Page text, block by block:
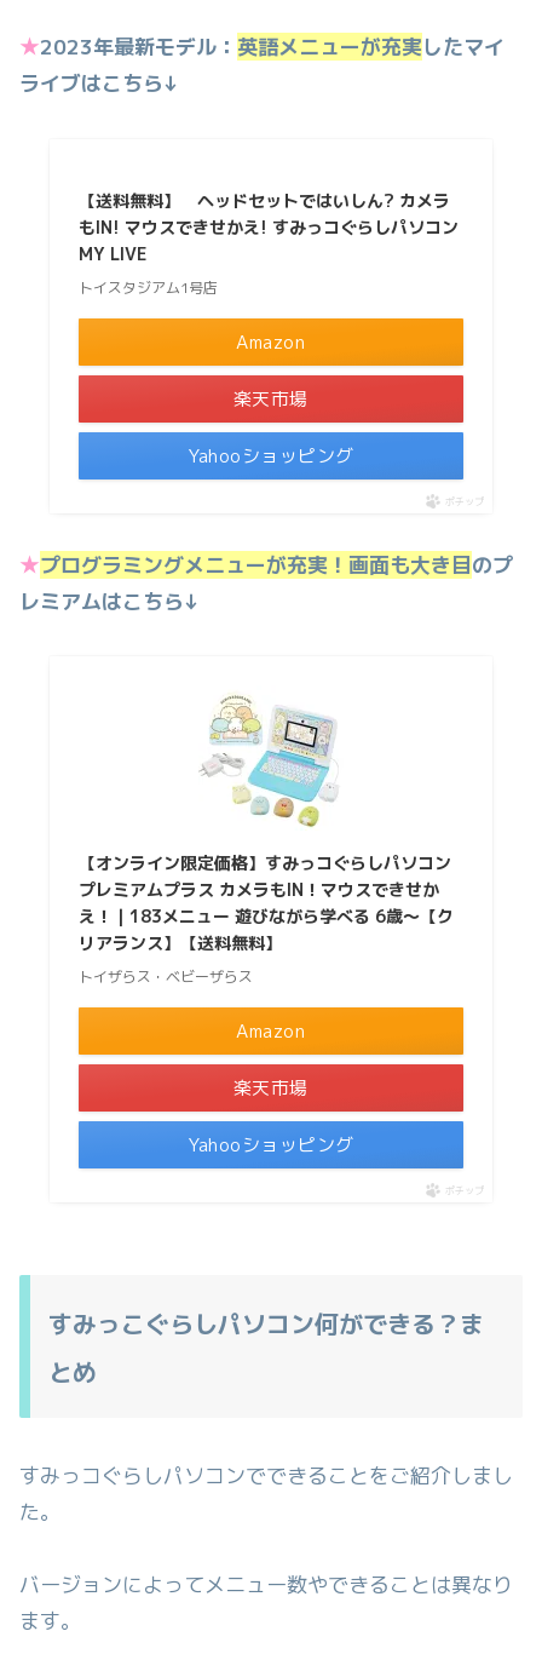
★2023年最新モデル： 英語メニューが充実したマイ
ライブはこちら↓
【送料無料】 ヘッドセットではいしん? カメラ
もIN! マウスできせかえ! すみっコぐらしパソコン
MY LIVE
トイスタジアム1号店
Amazon
楽天市場
Yahooショッピング
ポチップ
★プログラミングメニューが充実！画面も大き目のプ
レミアムはこちら↓
【オンライン限定価格】すみっコぐらしパソコン
プレミアムプラス カメラもIN！マウスできせか
え！｜183メニュー 遊びながら学べる 6歳〜【ク
リアランス】【送料無料】
トイザらス・ベビーザらス
Amazon
楽天市場
Yahooショッピング
ポチップ
すみっこぐらしパソコン何ができる？ま
とめ
すみっコぐらしパソコンでできることをご紹介しまし
た。
バージョンによってメニュー数やできることは異なり
ます。